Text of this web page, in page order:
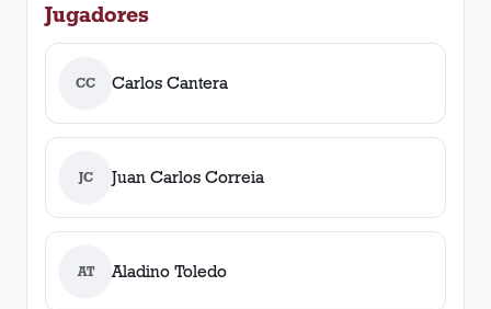
Jugadores
CC Carlos Cantera
JC Juan Carlos Correia
AT Aladino Toledo